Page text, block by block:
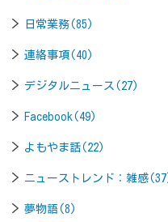
日常業務(85)
連絡事項(40)
デジタルニュース(27)
Facebook(49)
よもやま話(22)
ニューストレンド：雑感
夢物語(8)